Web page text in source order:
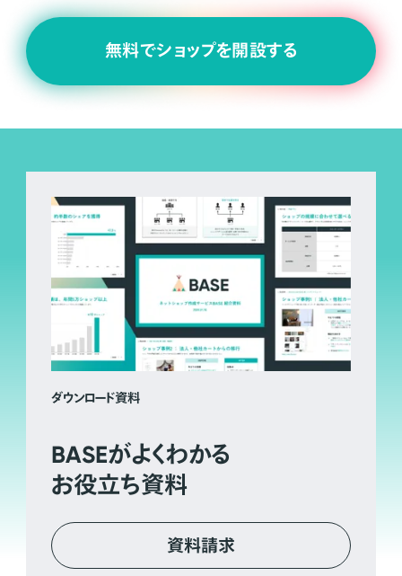
無料でショップを開設する
ダウンロード資料
BASEがよくわかる
お役立ち資料
資料請求